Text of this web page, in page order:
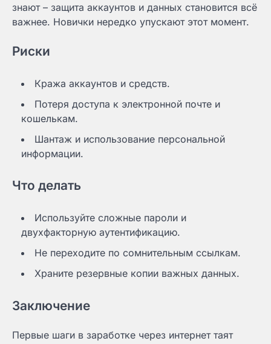
знают – защита аккаунтов и данных становится всё
важнее. Новички нередко упускают этот момент.
Риски
Кража аккаунтов и средств.
Потеря доступа к электронной почте и
кошелькам.
Шантаж и использование персональной
информации.
Что делать
Используйте сложные пароли и
двухфакторную аутентификацию.
Не переходите по сомнительным ссылкам.
Храните резервные копии важных данных.
Заключение
Первые шаги в заработке через интернет таят